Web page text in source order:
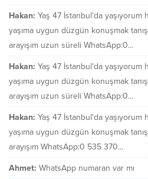
Hakan: Yaş 47 İstanbul'da yaşıyorum
yaşıma uygun düzgün konuşmak
arayışım uzun süreli WhatsApp:0...
Hakan: Yaş 47 İstanbul'da yaşıyorum
yaşıma uygun düzgün konuşmak
arayışım uzun süreli WhatsApp:0...
Hakan: Yaş 47 İstanbul'da yaşıyorum
yaşıma uygun düzgün konuşmak
arayışım WhatsApp:0 535 370...
Ahmet: WhatsApp numaran var mı